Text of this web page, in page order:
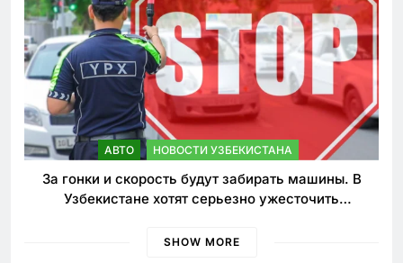
АВТО НОВОСТИ УЗБЕКИСТАНА
За гонки и скорость будут забирать машины. В
Узбекистане хотят серьезно ужесточить
SHOW MORE